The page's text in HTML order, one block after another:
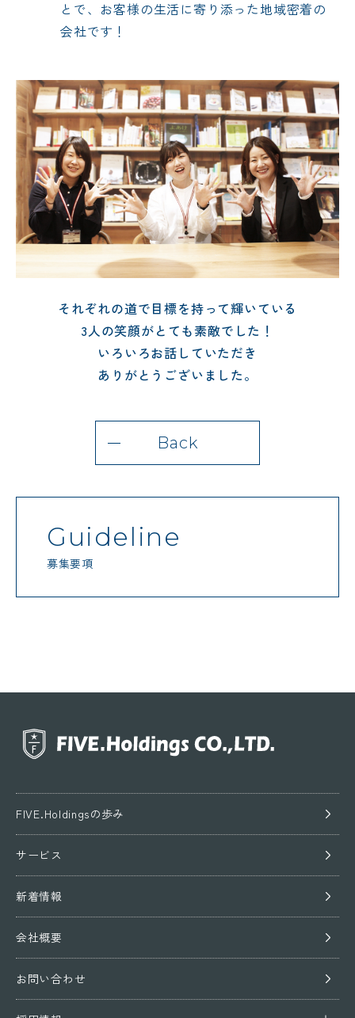
とで、お客様の生活に寄り添った地域密着の
会社です！
それぞれの道で目標を持って輝いている
3人の笑顔がとても素敵でした！
いろいろお話していただき
ありがとうございました。
Back
Guideline
募集要項
FIVE.Holdingsの歩み
サービス
新着情報
会社概要
お問い合わせ